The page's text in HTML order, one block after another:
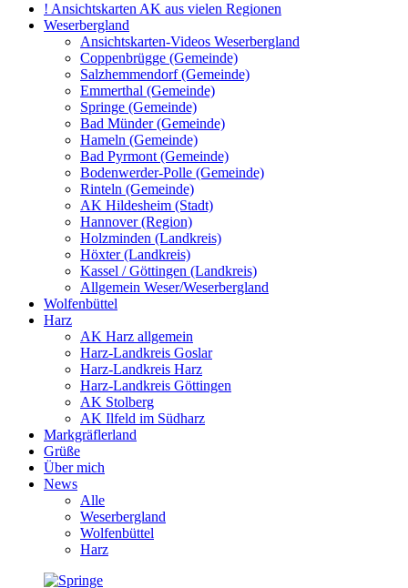
! Ansichtskarten AK aus vielen Regionen
Weserbergland
Ansichtskarten-Videos Weserbergland
Coppenbrügge (Gemeinde)
Salzhemmendorf (Gemeinde)
Emmerthal (Gemeinde)
Springe (Gemeinde)
Bad Münder (Gemeinde)
Hameln (Gemeinde)
Bad Pyrmont (Gemeinde)
Bodenwerder-Polle (Gemeinde)
Rinteln (Gemeinde)
AK Hildesheim (Stadt)
Hannover (Region)
Holzminden (Landkreis)
Höxter (Landkreis)
Kassel / Göttingen (Landkreis)
Allgemein Weser/Weserbergland
Wolfenbüttel
Harz
AK Harz allgemein
Harz-Landkreis Goslar
Harz-Landkreis Harz
Harz-Landkreis Göttingen
AK Stolberg
AK Ilfeld im Südharz
Markgräflerland
Grüße
Über mich
News
Alle
Weserbergland
Wolfenbüttel
Harz